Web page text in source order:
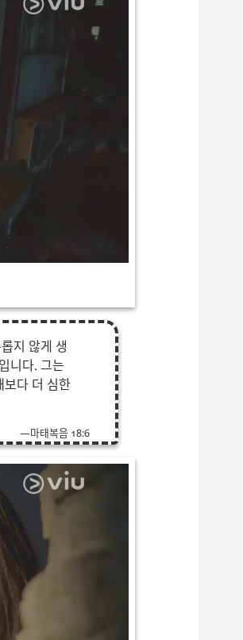
지 않게 생
니다. 그는
보다 더 심한
마태복음 18:6